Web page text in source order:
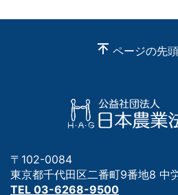
ページの先
〒102-0084
東京都千代田区二番町9番地8 中
TEL 03-6268-9500